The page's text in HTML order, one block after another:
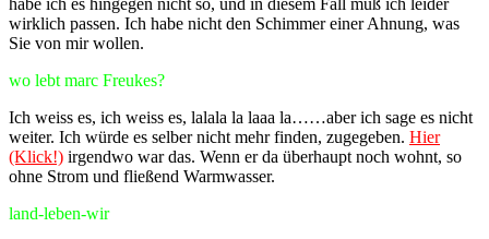
wirklich passen. Ich habe nicht den Schimmer einer Ahnung, was
Sie von mir wollen.
wo lebt marc Freukes?
Ich weiss es, ich weiss es, lalala la laaa la……aber ich sage es nicht
weiter. Ich würde es selber nicht mehr finden, zugegeben. Hier
(Klick!) irgendwo war das. Wenn er da überhaupt noch wohnt, so
ohne Strom und fließend Warmwasser.
land-leben-wir